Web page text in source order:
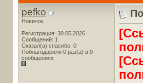
pefko
Новичок
Регистрация: 30.05.2026
Сообщений: 1
Сказал(а) спасибо: 0
Поблагодарили 0 раз(а) в 0
сообщениях